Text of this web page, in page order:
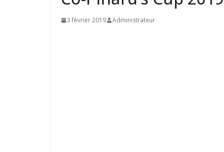
3 février 2019 Administrateur